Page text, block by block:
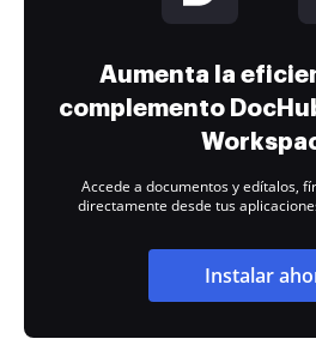
Aumenta la
complemento
Accede a documentos y edítalos,
directamente desde tus
Instalar